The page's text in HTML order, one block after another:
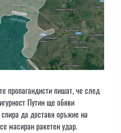
пропагандисти пишат, че след
Путин ще обяви
да доставя оръжие на
масиран ракетен удар.